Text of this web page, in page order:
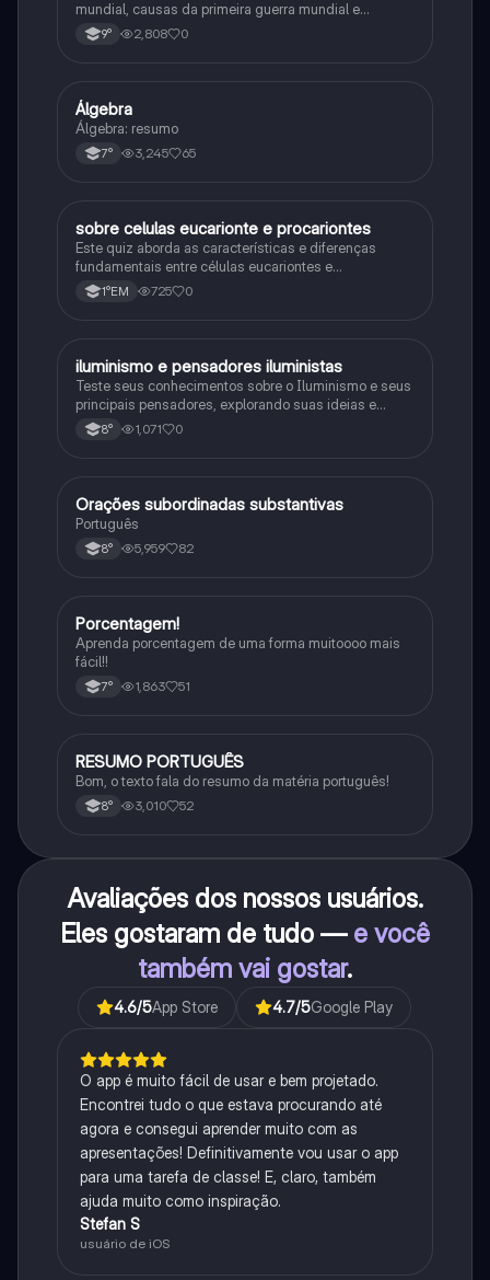
mundial, causas da primeira guerra mundial e
consequências da Primeira Guerra Mundial, fases da
primeira guerra mundial
9° 2,808 0
Matematica
Álgebra
Álgebra: resumo
7° 3,245 65
Biologia
sobre celulas eucarionte e procariontes
Este quiz aborda as características e diferenças
fundamentais entre células eucariontes e
procariontes.
1°EM 725 0
História
iluminismo e pensadores iluministas
Teste seus conhecimentos sobre o Iluminismo e seus
principais pensadores, explorando suas ideias e
impacto histórico.
8° 1,071 0
Português
Orações subordinadas substantivas
Português
8° 5,959 82
Matematica
Porcentagem!
Aprenda porcentagem de uma forma muitoooo mais
fácil!!
7° 1,863 51
Português
RESUMO PORTUGUÊS
Bom, o texto fala do resumo da matéria português!
8° 3,010 52
Avaliações dos nossos usuários.
Eles gostaram de tudo — e você
também vai gostar.
4.6/5App Store 4.7/5Google Play
O app é muito fácil de usar e bem projetado.
Encontrei tudo o que estava procurando até
agora e consegui aprender muito com as
apresentações! Definitivamente vou usar o app
para uma tarefa de classe! E, claro, também
ajuda muito como inspiração.
Stefan S
usuário de iOS